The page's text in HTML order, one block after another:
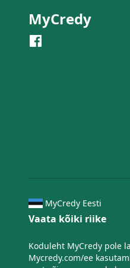
MyCredy
MyCredy Eesti
Vaata kõiki riike
Koduleht MyCredy pole
Mycredy.com/ee